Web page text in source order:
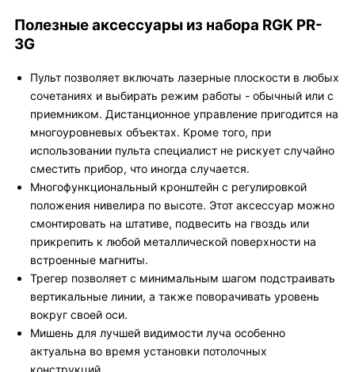
Полезные аксессуары из набора RGK PR-
3G
Пульт позволяет включать лазерные плоскости в любых
сочетаниях и выбирать режим работы - обычный или с
приемником. Дистанционное управление пригодится на
многоуровневых объектах. Кроме того, при
использовании пульта специалист не рискует случайно
сместить прибор, что иногда случается.
Многофункциональный кронштейн с регулировкой
положения нивелира по высоте. Этот аксессуар можно
смонтировать на штативе, подвесить на гвоздь или
прикрепить к любой металлической поверхности на
встроенные магниты.
Трегер позволяет с минимальным шагом подстраивать
вертикальные линии, а также поворачивать уровень
вокруг своей оси.
Мишень для лучшей видимости луча особенно
актуальна во время установки потолочных
конструкций.